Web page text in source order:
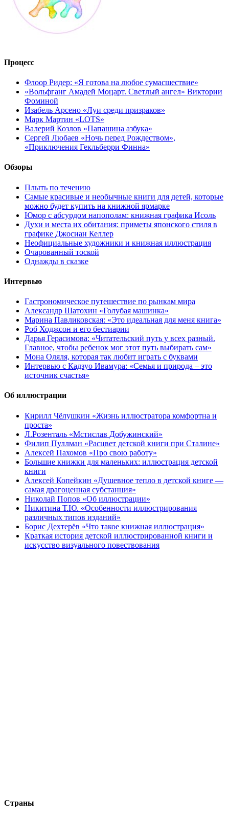
Процесс
Флоор Ридер: «Я готова на любое сумасшествие»
«Вольфганг Амадей Моцарт. Светлый ангел» Виктории
Фоминой
Изабель Арсено «Луи среди призраков»
Марк Мартин «LOTS»
Валерий Козлов «Папашина азбука»
Сергей Любаев «Ночь перед Рождеством»,
«Приключения Гекльберри Финна»
Обзоры
Плыть по течению
Самые красивые и необычные книги для детей, которые
можно будет купить на книжной ярмарке
Юмор с абсурдом напополам: книжная графика Исоль
Духи и места их обитания: приметы японского стиля в
графике Джосиан Келлер
Неофициальные художники и книжная иллюстрация
Очарованный тоской
Однажды в сказке
Интервью
Гастрономическое путешествие по рынкам мира
Александр Шатохин «Голубая машинка»
Марина Павликовская: «Это идеальная для меня книга»
Роб Ходжсон и его бестиарии
Дарья Герасимова: «Читательский путь у всех разный.
Главное, чтобы ребенок мог этот путь выбирать сам»
Мона Оляля, которая так любит играть с буквами
Интервью с Кадзуо Ивамура: «Семья и природа – это
источник счастья»
Об иллюстрации
Кирилл Чёлушкин «Жизнь иллюстратора комфортна и
проста»
Л.Розенталь «Мстислав Добужинский»
Филип Пуллман «Расцвет детской книги при Сталине»
Алексей Пахомов «Про свою работу»
Большие книжки для маленьких: иллюстрация детской
книги
Алексей Копейкин «Душевное тепло в детской книге —
самая драгоценная субстанция»
Николай Попов «Об иллюстрации»
Никитина Т.Ю. «Особенности иллюстрирования
различных типов изданий»
Борис Дехтерёв «Что такое книжная иллюстрация»
Краткая история детской иллюстрированной книги и
искусство визуального повествования
Страны